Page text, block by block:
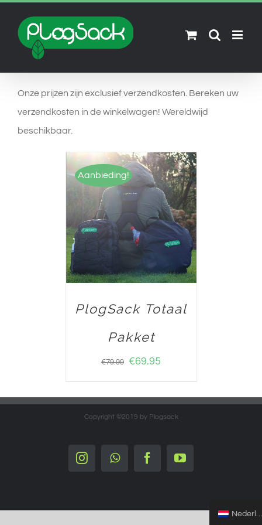
content
Onze prijzen zijn exclusief verzendkosten. Bereken uw
verzendkosten in de winkelwagen! Wereldwijd
beschikbaar.
Aanbieding!
OPTIES SELECTEREN
/
DETAILS
PlogSack Totaal
Pakket
€79.99 €69.95
Copyright ©2019 by Plogsack
InstagramWhatsappFacebookYouTube
Nederlands